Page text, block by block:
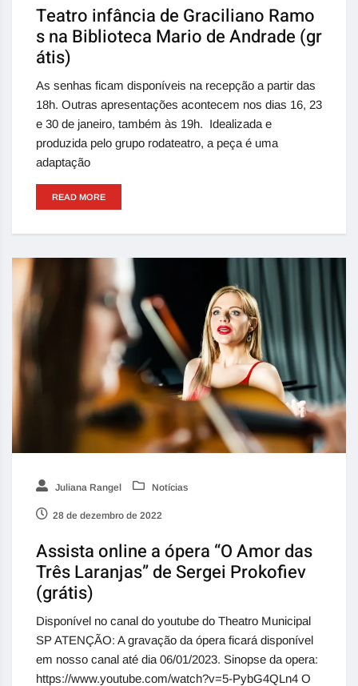
Teatro infância de Graciliano Ramo
s na Biblioteca Mario de Andrade (gr
átis)
As senhas ficam disponíveis na recepção a partir das
18h. Outras apresentações acontecem nos dias 16, 23
e 30 de janeiro, também às 19h. Idealizada e
produzida pelo grupo rodateatro, a peça é uma
adaptação
READ MORE
Juliana Rangel Notícias
28 de dezembro de 2022
Assista online a ópera “O Amor das
Três Laranjas” de Sergei Prokofiev
(grátis)
Disponível no canal do youtube do Theatro Municipal
SP ATENÇÃO: A gravação da ópera ficará disponível
em nosso canal até dia 06/01/2023. Sinopse da opera:
https://www.youtube.com/watch?v=5-PybG4QLn4 O